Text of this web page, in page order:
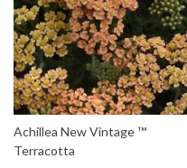
Achillea New Vintage ™
Terracotta